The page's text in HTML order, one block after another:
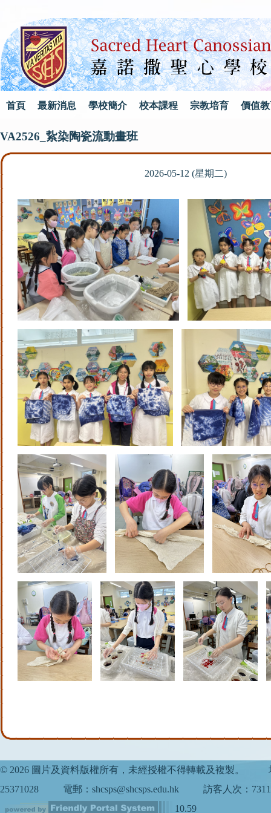
首頁 最新消息 學校簡介 校本課程 宗教培育 價值
VA2526_紥染陶瓷流動畫班
2026-05-12 (星期二)
© 2026 圖片及資料版權所有，未經授權不得轉載及複製。
25371028
電郵：shcsps@shcsps.edu.hk
訪客人次：
10.59